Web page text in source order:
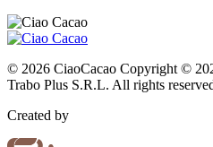
© 2026 CiaoCacao Copyright ©
Trabo Plus S.R.L. All rights
Created by